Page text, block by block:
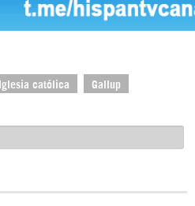
Iglesia católica Gallup